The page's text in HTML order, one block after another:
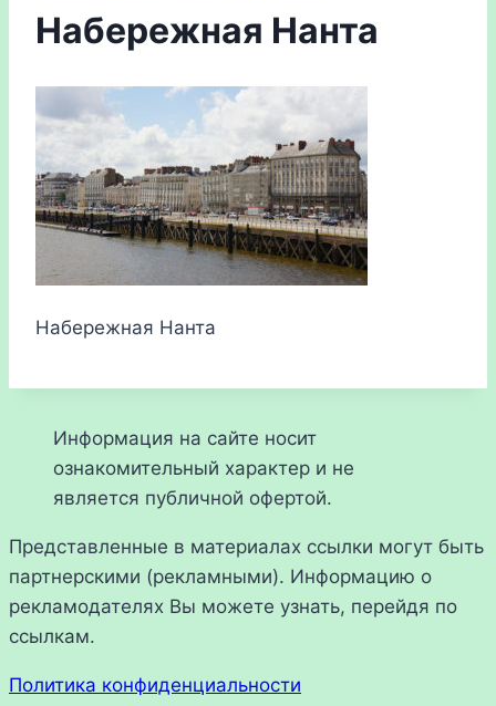
Набережная Нанта
Набережная Нанта
Информация на сайте носит
ознакомительный характер и не
является публичной офертой.
Представленные в материалах ссылки могут быть
партнерскими (рекламными). Информацию о
рекламодателях Вы можете узнать, перейдя по
ссылкам.
Политика конфиденциальности